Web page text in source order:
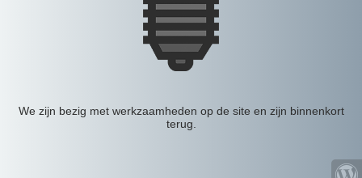
We zijn bezig met werkzaamheden op de site en zijn binnenkort
terug.